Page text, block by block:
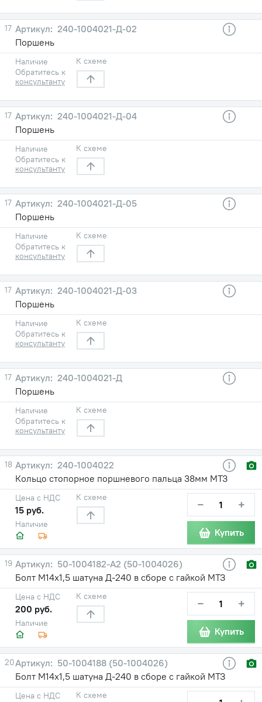
17
240-1004021-Д-02
Поршень
Наличие
Обратитесь к
консультанту
К схеме
17
240-1004021-Д-04
Поршень
Наличие
Обратитесь к
консультанту
К схеме
17
240-1004021-Д-05
Поршень
Наличие
Обратитесь к
консультанту
К схеме
17
240-1004021-Д-03
Поршень
Наличие
Обратитесь к
консультанту
К схеме
17
240-1004021-Д
Поршень
Наличие
Обратитесь к
консультанту
К схеме
18
240-1004022
Кольцо стопорное поршневого пальца 38мм МТЗ
Наличие
Цена с НДС
15 руб.
К схеме − +
Купить
19
50-1004182-A2 (50-1004026)
Болт М14х1,5 шатуна Д-240 в сборе с гайкой МТЗ
Наличие
Цена с НДС
200 руб.
К схеме − +
Купить
20
50-1004188 (50-1004026)
Болт М14х1,5 шатуна Д-240 в сборе с гайкой МТЗ
Цена с НДС К схеме